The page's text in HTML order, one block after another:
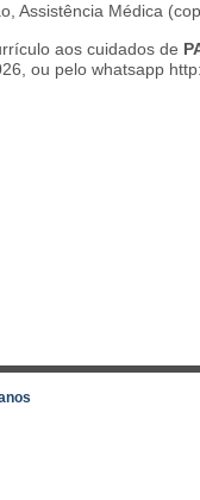
Assistência Médica
aos cuidados de
ou pelo whatsapp